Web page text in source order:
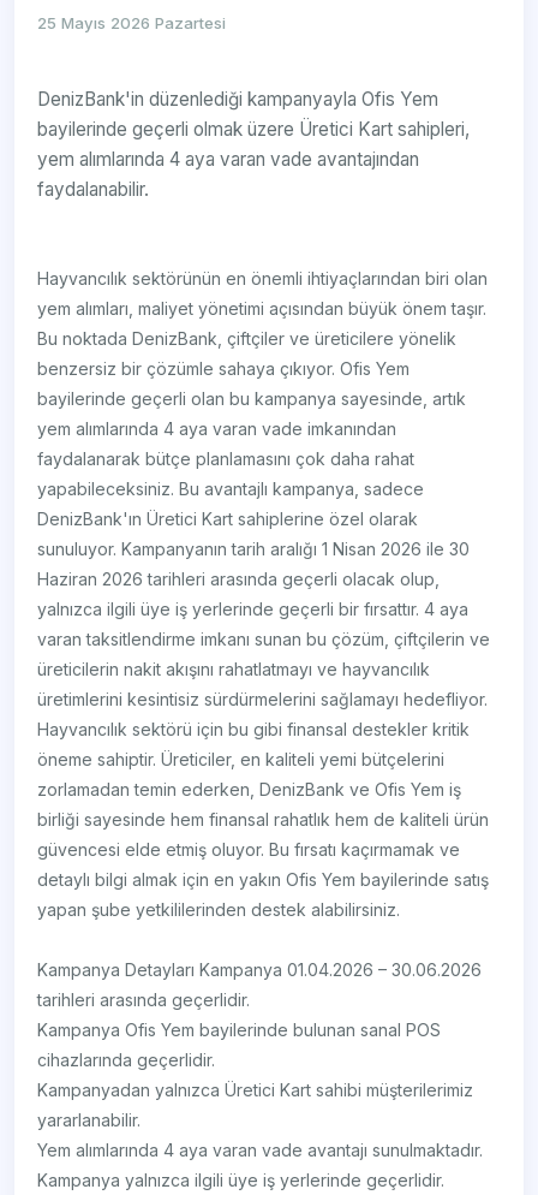
25 Mayıs 2026 Pazartesi
DenizBank'in düzenlediği kampanyayla Ofis Yem
bayilerinde geçerli olmak üzere Üretici Kart sahipleri,
yem alımlarında 4 aya varan vade avantajından
faydalanabilir.
Hayvancılık sektörünün en önemli ihtiyaçlarından biri olan
yem alımları, maliyet yönetimi açısından büyük önem taşır.
Bu noktada DenizBank, çiftçiler ve üreticilere yönelik
benzersiz bir çözümle sahaya çıkıyor. Ofis Yem
bayilerinde geçerli olan bu kampanya sayesinde, artık
yem alımlarında 4 aya varan vade imkanından
faydalanarak bütçe planlamasını çok daha rahat
yapabileceksiniz. Bu avantajlı kampanya, sadece
DenizBank'ın Üretici Kart sahiplerine özel olarak
sunuluyor. Kampanyanın tarih aralığı 1 Nisan 2026 ile 30
Haziran 2026 tarihleri arasında geçerli olacak olup,
yalnızca ilgili üye iş yerlerinde geçerli bir fırsattır. 4 aya
varan taksitlendirme imkanı sunan bu çözüm, çiftçilerin ve
üreticilerin nakit akışını rahatlatmayı ve hayvancılık
üretimlerini kesintisiz sürdürmelerini sağlamayı hedefliyor.
Hayvancılık sektörü için bu gibi finansal destekler kritik
öneme sahiptir. Üreticiler, en kaliteli yemi bütçelerini
zorlamadan temin ederken, DenizBank ve Ofis Yem iş
birliği sayesinde hem finansal rahatlık hem de kaliteli ürün
güvencesi elde etmiş oluyor. Bu fırsatı kaçırmamak ve
detaylı bilgi almak için en yakın Ofis Yem bayilerinde satış
yapan şube yetkililerinden destek alabilirsiniz.
Kampanya Detayları Kampanya 01.04.2026 – 30.06.2026
tarihleri arasında geçerlidir.
Kampanya Ofis Yem bayilerinde bulunan sanal POS
cihazlarında geçerlidir.
Kampanyadan yalnızca Üretici Kart sahibi müşterilerimiz
yararlanabilir.
Yem alımlarında 4 aya varan vade avantajı sunulmaktadır.
Kampanya yalnızca ilgili üye iş yerlerinde geçerlidir.